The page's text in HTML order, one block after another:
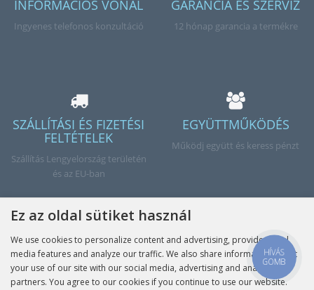
INFORMÁCIÓS VONAL
Ingyenes telefonos konzultáció
GARANCIA ÉS SZERVIZ
12 hónap garancia a termékre
SZÁLLÍTÁSI ÉS FIZETÉSI
FELTÉTELEK
Szállítás Lengyelország területén
és az EU-ban
EGYÜTTMŰKÖDÉS
Működj együtt és keress pénzt
Kész
Ez az oldal sütiket használ
We use cookies to personalize content and advertising, provide social
media features and analyze our traffic. We also share information about
your use of our site with our social media, advertising and analytics
partners. You agree to our cookies if you continue to use our website.
HÍVÁS
GOMB